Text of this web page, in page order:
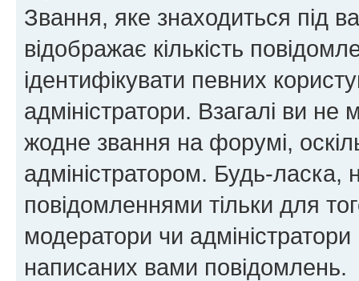
Звання, яке знаходиться під
відображає кількість
ідентифікувати певних
адміністратори. Взагалі ви
жодне звання на форумі,
адміністратором. Будь-
повідомленнями тільки для
модератори чи
написаних вами повідомлень.